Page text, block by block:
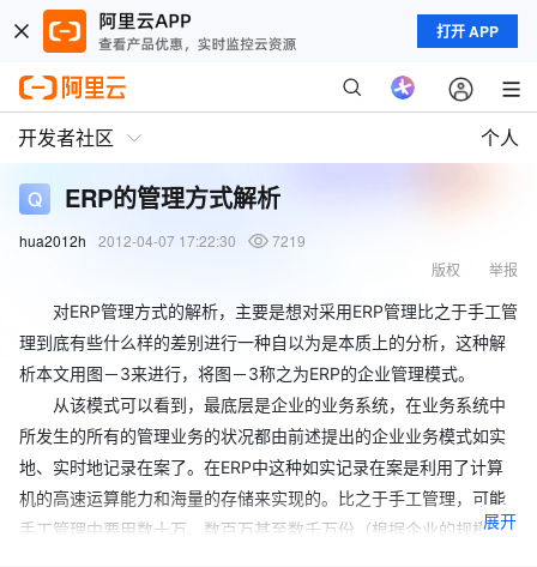
打开 APP
开发者社区 个人
ERP的管理方式解析
hua2012h 2012-04-07 17:22:30
7219
举报
版权
对ERP管理方式的解析，主要是想对采用ERP管理比之于手工管
理到底有些什么样的差别进行一种自以为是本质上的分析，这种解
析本文用图－3来进行，将图－3称之为ERP的企业管理模式。
从该模式可以看到，最底层是企业的业务系统，在业务系统中
所发生的所有的管理业务的状况都由前述提出的企业业务模式如实
地、实时地记录在案了。在ERP中这种如实记录在案是利用了计算
机的高速运算能力和海量的存储来实现的。比之于手工管理，可能
手工管理中要用数十万、数百万甚至数千万份（根据企业的规模和
展开